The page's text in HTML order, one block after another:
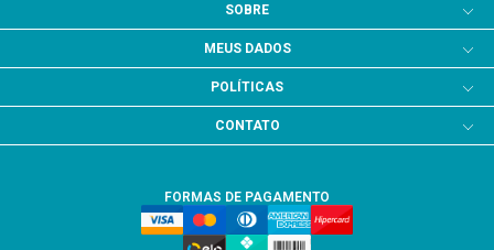
SOBRE
MEUS DADOS
POLÍTICAS
CONTATO
FORMAS DE PAGAMENTO